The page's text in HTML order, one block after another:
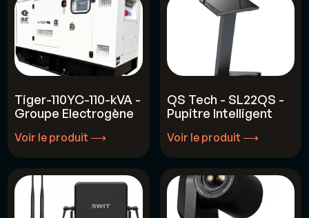
Tiger-110YC-110-kVA -
Groupe Electrogène
Voir le produit ⟶
QS Tech - SL22QS -
Pupitre Intelligent
Voir le produit ⟶